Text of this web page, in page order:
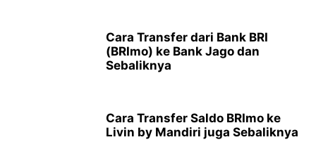
Cara Transfer dari Bank BRI
(BRImo) ke Bank Jago dan
Sebaliknya
Cara Transfer Saldo BRImo ke
Livin by Mandiri juga Sebaliknya